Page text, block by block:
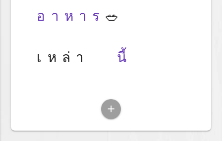
อาหาร 🥗
เหล่า นี้
add